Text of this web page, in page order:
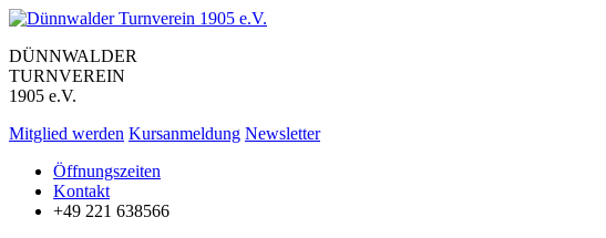
DÜNNWALDER
TURNVEREIN
1905 e.V.
Mitglied werden Kursanmeldung Newsletter
Öffnungszeiten
Kontakt
+49 221 638566